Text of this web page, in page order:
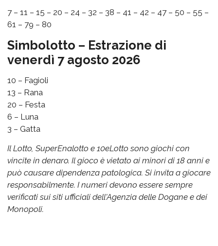
7 – 11 – 15 – 20 – 24 – 32 – 38 – 41 – 42 – 47 – 50 – 55 –
61 – 79 – 80
Simbolotto – Estrazione di
venerdì 7 agosto 2026
10 – Fagioli
13 – Rana
20 – Festa
6 – Luna
3 – Gatta
Il Lotto, SuperEnalotto e 10eLotto sono giochi con
vincite in denaro. Il gioco è vietato ai minori di 18 anni e
può causare dipendenza patologica. Si invita a giocare
responsabilmente. I numeri devono essere sempre
verificati sui siti ufficiali dell'Agenzia delle Dogane e dei
Monopoli.